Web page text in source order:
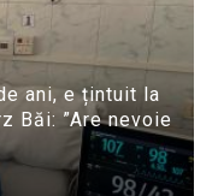
ani, e țintuit la
Băi: ”Are nevoie